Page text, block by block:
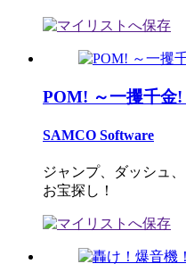
POM! ～一攫千金!
SAMCO Software
ジャンプ、ダッシュ
お宝探し！